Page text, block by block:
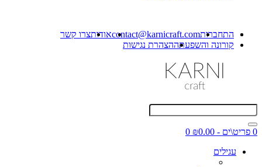
התחברותcontact@karnicraft.comאודותצרו קשר
קורונה והשפעתההצהרת נגישות
0 פריט\ים - ₪0.00
0
עגילים